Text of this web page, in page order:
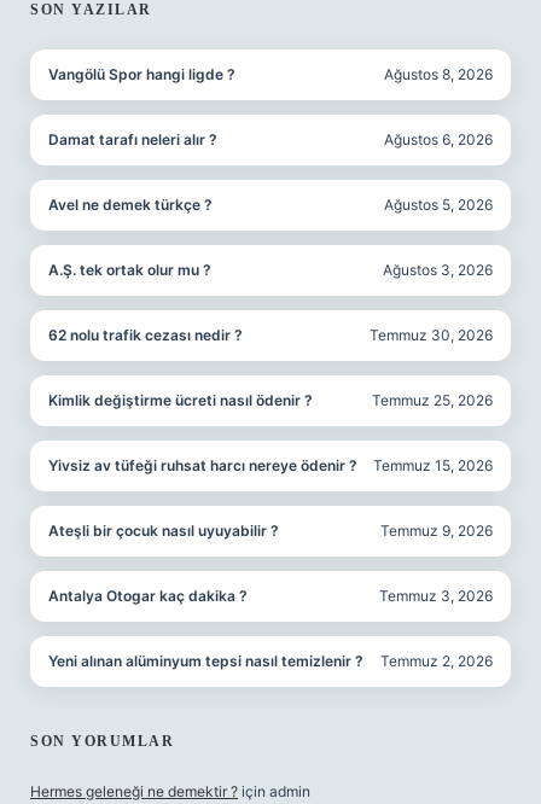
SIDEBAR
SON YAZILAR
Vangölü Spor hangi ligde ? Ağustos 8, 2026
Damat tarafı neleri alır ? Ağustos 6, 2026
Avel ne demek türkçe ? Ağustos 5, 2026
A.Ş. tek ortak olur mu ? Ağustos 3, 2026
62 nolu trafik cezası nedir ? Temmuz 30, 2026
Kimlik değiştirme ücreti nasıl ödenir ? Temmuz 25, 2026
Yivsiz av tüfeği ruhsat harcı nereye ödenir ? Temmuz 15, 2026
Ateşli bir çocuk nasıl uyuyabilir ? Temmuz 9, 2026
Antalya Otogar kaç dakika ? Temmuz 3, 2026
Yeni alınan alüminyum tepsi nasıl temizlenir ? Temmuz 2, 2026
SON YORUMLAR
Hermes geleneği ne demektir ? için admin